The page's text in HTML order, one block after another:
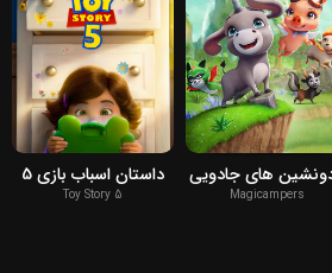
2026
های جادویی
Magicampers
2026
داستان اسباب بازی 5
Toy Story 5